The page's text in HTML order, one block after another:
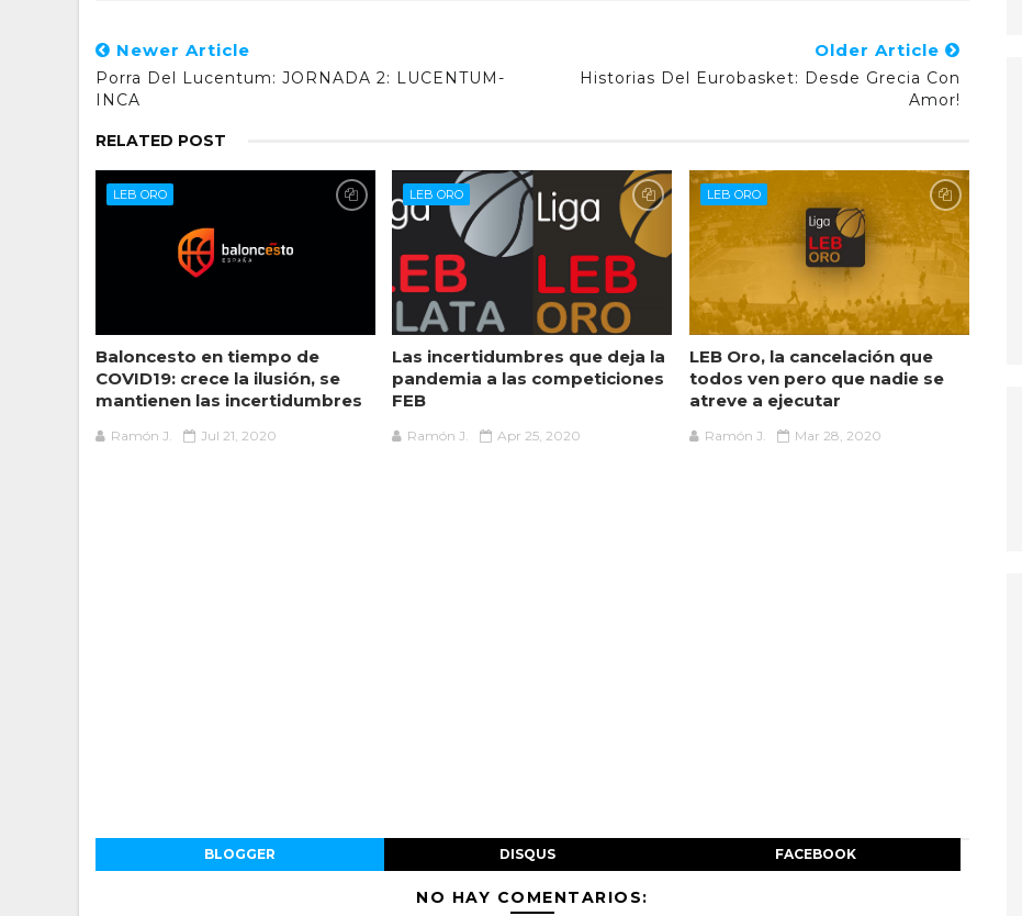
Newer Article
Porra Del Lucentum: JORNADA 2: LUCENTUM-
INCA
Older Article
Historias Del Eurobasket: Desde Grecia Con
Amor!
RELATED POST
LEB ORO
Baloncesto en tiempo de
COVID19: crece la ilusión, se
mantienen las incertidumbres
Ramón J. Jul 21, 2020
LEB ORO
Las incertidumbres que deja la
pandemia a las competiciones
FEB
Ramón J. Apr 25, 2020
LEB ORO
LEB Oro, la cancelación que
todos ven pero que nadie se
atreve a ejecutar
Ramón J. Mar 28, 2020
BLOGGER DISQUS FACEBOOK
NO HAY COMENTARIOS: